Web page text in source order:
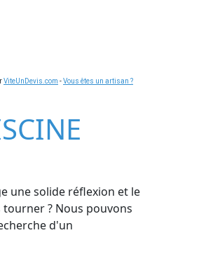
ViteUnDevis.com -Vous êtes un artisan ?
une solide réflexion et le
? Nous pouvons
d'un